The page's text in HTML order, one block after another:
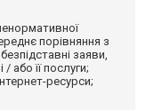
порівняння з
заяви,
або її послуги;
ресурси;